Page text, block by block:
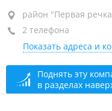
район "Первая
БЦ "На Первой
+7 (423) 276-12-34
+7 914 706-12-34
закрыто, откроется в
район "Первая
2 телефона
Показать адреса и
Поднять эту
в разделах